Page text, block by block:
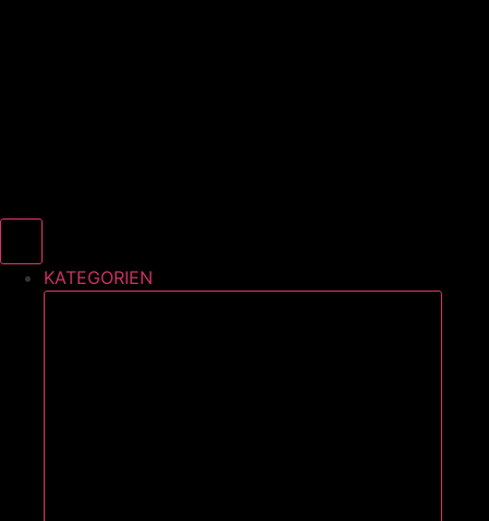
KATEGORIEN